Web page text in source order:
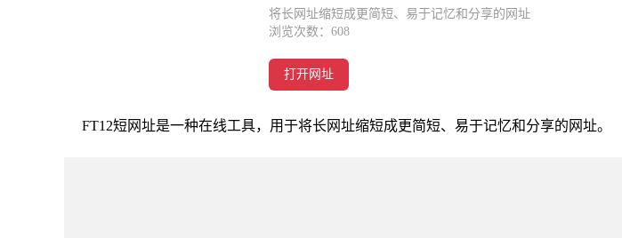
将长网址缩短成更简短、易于记忆和分享的网址
浏览次数： 608
打开网址
FT12短网址是一种在线工具，用于将长网址缩短成更简短、易于记忆和分享的网址。